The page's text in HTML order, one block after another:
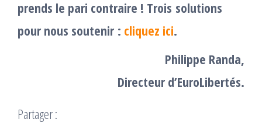
prends le pari contraire ! Trois solutions
pour nous soutenir : cliquez ici.
Philippe Randa,
Directeur d’EuroLibertés.
Partager :